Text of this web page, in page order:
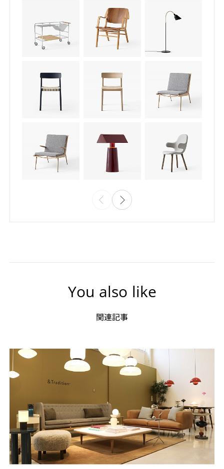
You also like
関連記事